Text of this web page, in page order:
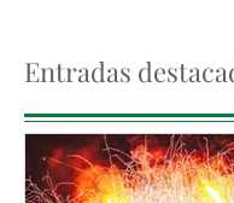
Entradas